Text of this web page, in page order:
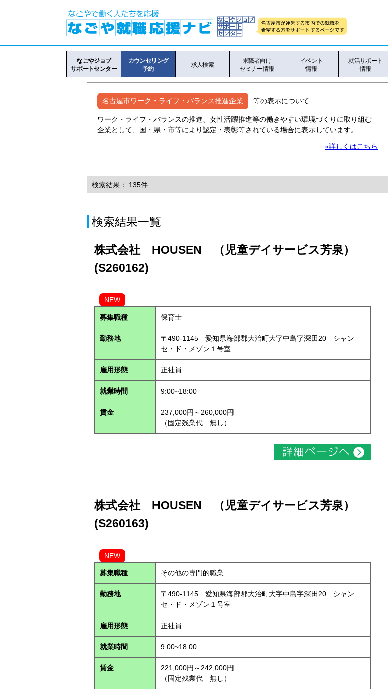
なごやジョブ
サポートセンター
カウンセリング
予約
求人検索
求職者向け
セミナー情報
イベント
情報
就活サポート
情報
名古屋市ワーク・ライフ・バランス推進企業 等の表示について
ワーク・ライフ・バランスの推進、女性活躍推進等の働きやすい環境づくりに取り組む
企業として、国・県・市等により認定・表彰等されている場合に表示しています。
»詳しくはこちら
検索結果： 135件
検索結果一覧
株式会社 HOUSEN （児童デイサービス芳泉）
(S260162)
NEW
募集職種 保育士
勤務地
〒490-1145 愛知県海部郡大治町大字中島字深田20 シャン
セ・ド・メゾン１号室
雇用形態 正社員
就業時間 9:00~18:00
賃金
237,000円～260,000円
（固定残業代 無し）
株式会社 HOUSEN （児童デイサービス芳泉）
(S260163)
NEW
募集職種 その他の専門的職業
勤務地
〒490-1145 愛知県海部郡大治町大字中島字深田20 シャン
セ・ド・メゾン１号室
雇用形態 正社員
就業時間 9:00~18:00
賃金
221,000円～242,000円
（固定残業代 無し）